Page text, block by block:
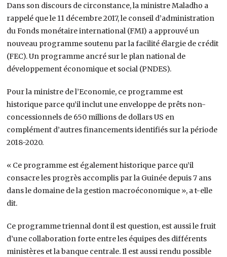
Dans son discours de circonstance, la ministre Maladho a
rappelé que le 11 décembre 2017, le conseil d’administration
du Fonds monétaire international (FMI) a approuvé un
nouveau programme soutenu par la facilité élargie de crédit
(FEC). Un programme ancré sur le plan national de
développement économique et social (PNDES).
Pour la ministre de l’Economie, ce programme est
historique parce qu’il inclut une enveloppe de prêts non-
concessionnels de 650 millions de dollars US en
complément d’autres financements identifiés sur la période
2018-2020.
« Ce programme est également historique parce qu’il
consacre les progrès accomplis par la Guinée depuis 7 ans
dans le domaine de la gestion macroéconomique », a t-elle
dit.
Ce programme triennal dont il est question, est aussi le fruit
d’une collaboration forte entre les équipes des différents
ministères et la banque centrale. Il est aussi rendu possible